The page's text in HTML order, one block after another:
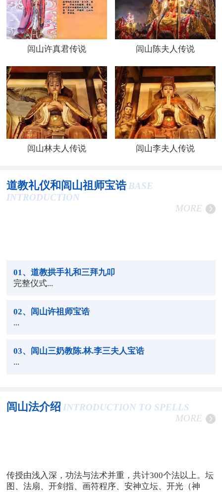
闾山许真君传说 闾山陈夫人传说
闾山林夫人传说 闾山李夫人传说
道教礼仪和闾山祖师宝诰 BASE
INTRODUCTION
MORE
01 、道教拱手礼和三拜九叩
完整仪式...
02、闾山许祖师宝诰
...
03、闾山三奶教陈.林.李三夫人宝诰
...
闾山法介绍 INTRODUCTION TO SPELLS
MORE
传授由浅入深，功法与法术并重，共计300个法以上。坛
图、法扇、开剑指、画符程序、安神立坛、开光（神